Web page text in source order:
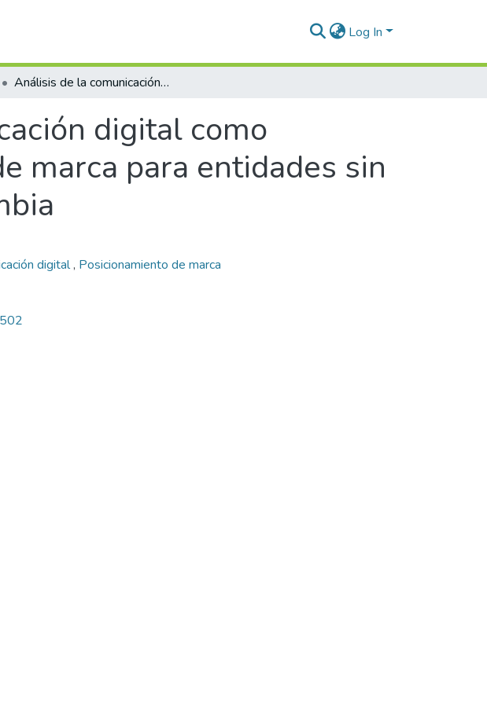
Log In
Análisis de la comunicación digital como herramienta de posicionamiento de marca para entidades sin animo de lucro en Medellín, Colombia
digital como
marca para entidades sin
digital, Posicionamiento de marca